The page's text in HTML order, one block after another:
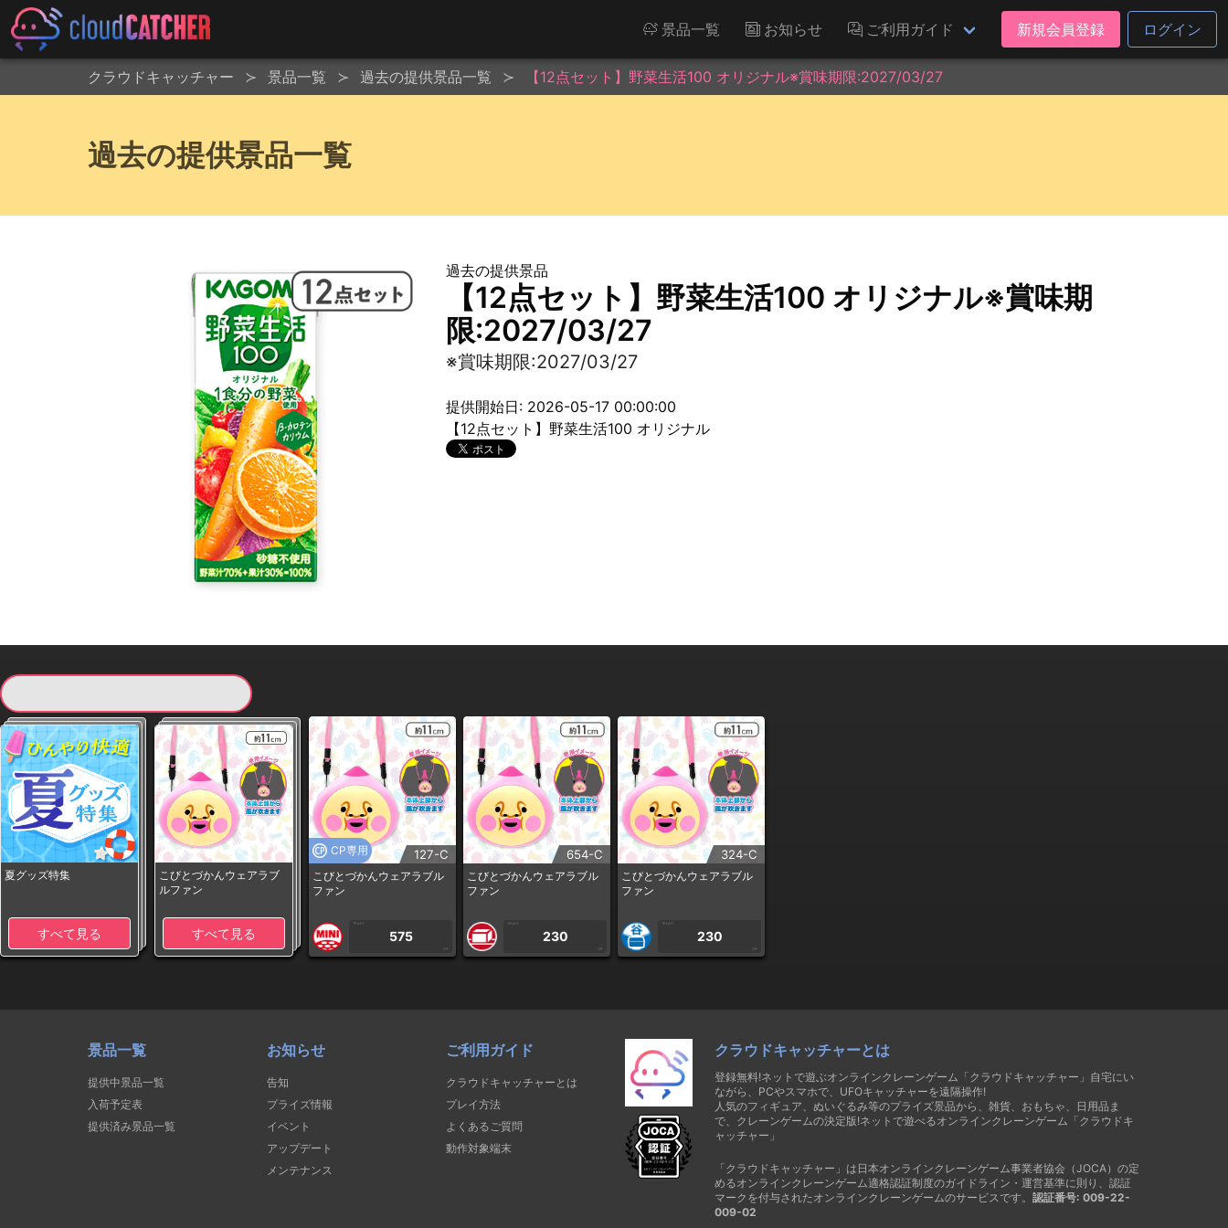
景品一覧 お知らせ ご利用ガイド 新規会員登録 ログイン
クラウドキャッチャー 景品一覧 過去の提供景品一覧 【12点セット】野菜生活100 オリジナル※賞味期限:2027/03/27
過去の提供景品一覧
過去の提供景品
【12点セット】野菜生活100 オリジナル※賞味期
限:2027/03/27
※賞味期限:2027/03/27
提供開始日: 2026-05-17 00:00:00
【12点セット】野菜生活100 オリジナル
夏グッズ特集
すべて見る
こびとづかんウェアラブ
ルファン
すべて見る
CP専用 127-C
こびとづかんウェアラブル
ファン
1PLAY
575
CP
654-C
こびとづかんウェアラブル
ファン
1PLAY
230
CP
324-C
こびとづかんウェアラブル
ファン
1PLAY
230
CP
景品一覧
提供中景品一覧
入荷予定表
提供済み景品一覧
お知らせ
告知
プライズ情報
イベント
アップデート
メンテナンス
ご利用ガイド
クラウドキャッチャーとは
プレイ方法
よくあるご質問
動作対象端末
クラウドキャッチャーとは
登録無料!ネットで遊ぶオンラインクレーンゲーム「クラウドキャッチャー」自宅にい
ながら、PCやスマホで、UFOキャッチャーを遠隔操作!
人気のフィギュア、ぬいぐるみ等のプライズ景品から、雑貨、おもちゃ、日用品ま
で、クレーンゲームの決定版!ネットで遊べるオンラインクレーンゲーム「クラウドキ
ャッチャー」
「クラウドキャッチャー」は日本オンラインクレーンゲーム事業者協会（JOCA）の定
めるオンラインクレーンゲーム適格認証制度のガイドライン・運営基準に則り、認証
マークを付与されたオンラインクレーンゲームのサービスです。 認証番号: 009-22-
009-02